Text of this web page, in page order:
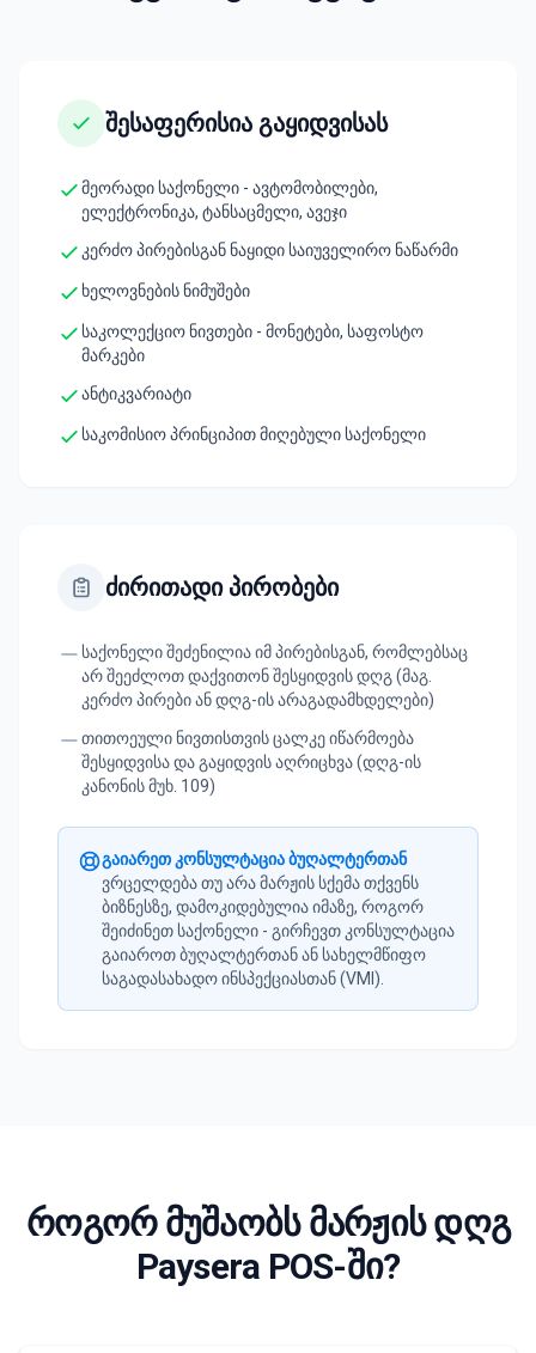
შესაფერისია გაყიდვისას
მეორადი საქონელი - ავტომობილები,
ელექტრონიკა, ტანსაცმელი, ავეჯი
კერძო პირებისგან ნაყიდი საიუველირო ნაწარმი
ხელოვნების ნიმუშები
საკოლექციო ნივთები - მონეტები, საფოსტო
მარკები
ანტიკვარიატი
საკომისიო პრინციპით მიღებული საქონელი
ძირითადი პირობები
საქონელი შეძენილია იმ პირებისგან, რომლებსაც
არ შეეძლოთ დაქვითონ შესყიდვის დღგ (მაგ.
კერძო პირები ან დღგ-ის არაგადამხდელები)
თითოეული ნივთისთვის ცალკე იწარმოება
შესყიდვისა და გაყიდვის აღრიცხვა (დღგ-ის
კანონის მუხ. 109)
გაიარეთ კონსულტაცია ბუღალტერთან
ვრცელდება თუ არა მარჟის სქემა თქვენს
ბიზნესზე, დამოკიდებულია იმაზე, როგორ
შეიძინეთ საქონელი - გირჩევთ კონსულტაცია
გაიაროთ ბუღალტერთან ან სახელმწიფო
საგადასახადო ინსპექციასთან (VMI).
როგორ მუშაობს მარჟის დღგ
Paysera POS-ში?